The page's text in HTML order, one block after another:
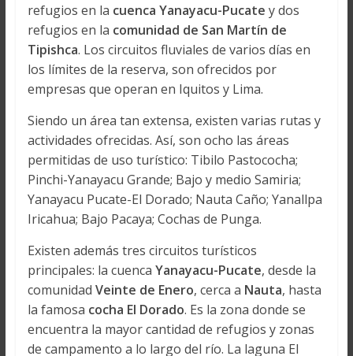
refugios en la cuenca Yanayacu-Pucate y dos
refugios en la comunidad de San Martín de
Tipishca. Los circuitos fluviales de varios días en
los límites de la reserva, son ofrecidos por
empresas que operan en Iquitos y Lima.
Siendo un área tan extensa, existen varias rutas y
actividades ofrecidas. Así, son ocho las áreas
permitidas de uso turístico: Tibilo Pastococha;
Pinchi-Yanayacu Grande; Bajo y medio Samiria;
Yanayacu Pucate-El Dorado; Nauta Caño; Yanallpa
Iricahua; Bajo Pacaya; Cochas de Punga.
Existen además tres circuitos turísticos
principales: la cuenca Yanayacu-Pucate, desde la
comunidad Veinte de Enero, cerca a Nauta, hasta
la famosa cocha El Dorado. Es la zona donde se
encuentra la mayor cantidad de refugios y zonas
de campamento a lo largo del río. La laguna El